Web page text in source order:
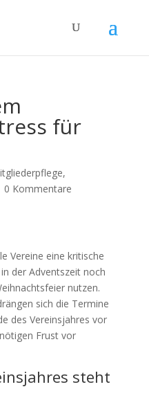
für
,
0 Kommentare
Vereine eine kritische
der Adventszeit noch
nutzen.
sich die Termine
des Vereinsjahres vor
Frust vor
steht